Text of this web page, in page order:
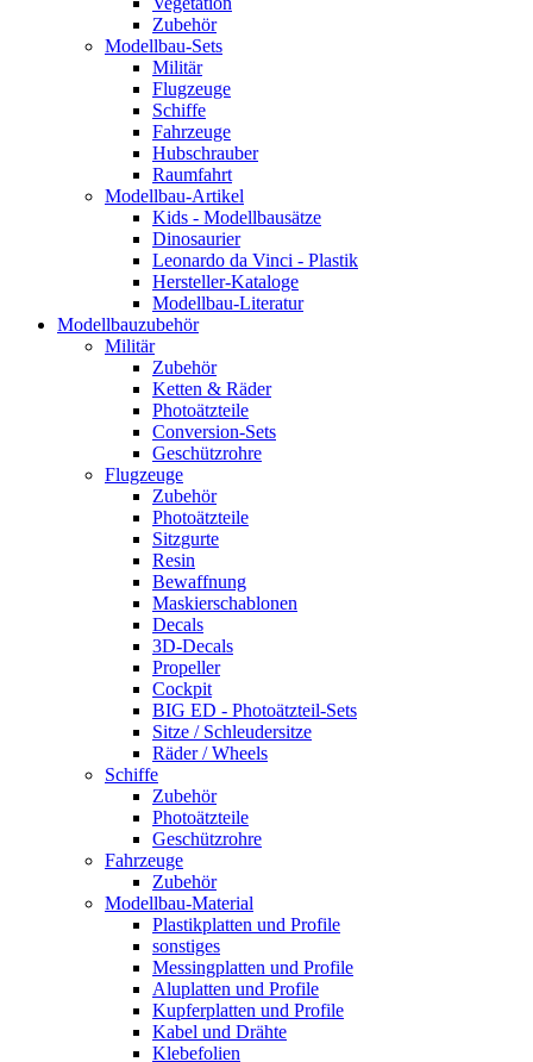
Zubehör
Modellbau-Sets
Militär
Flugzeuge
Schiffe
Fahrzeuge
Hubschrauber
Raumfahrt
Modellbau-Artikel
Kids - Modellbausätze
Dinosaurier
Leonardo da Vinci - Plastik
Hersteller-Kataloge
Modellbau-Literatur
Modellbauzubehör
Militär
Zubehör
Ketten & Räder
Photoätzteile
Conversion-Sets
Geschützrohre
Flugzeuge
Zubehör
Photoätzteile
Sitzgurte
Resin
Bewaffnung
Maskierschablonen
Decals
3D-Decals
Propeller
Cockpit
BIG ED - Photoätzteil-Sets
Sitze / Schleudersitze
Räder / Wheels
Schiffe
Zubehör
Photoätzteile
Geschützrohre
Fahrzeuge
Zubehör
Modellbau-Material
Plastikplatten und Profile
sonstiges
Messingplatten und Profile
Aluplatten und Profile
Kupferplatten und Profile
Kabel und Drähte
Klebefolien